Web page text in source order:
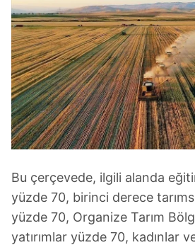
Bu çerçevede, ilgili alanda
yüzde 70, birinci derece
yüzde 70, Organize Tarım
yatırımlar yüzde 70, kadınlar